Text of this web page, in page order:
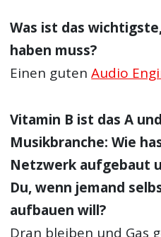
Was ist das
haben muss?
Einen gutenAudio
Vitamin B ist das A
Musikbranche: Wie
Netzwerk aufgebaut
Du, wenn jemand
aufbauen will?
Dran bleiben und Gas